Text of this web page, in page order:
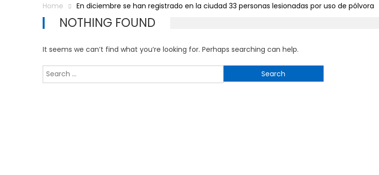
Home En diciembre se han registrado en la ciudad 33 personas lesionadas por uso de pólvora
NOTHING FOUND
It seems we can’t find what you’re looking for. Perhaps searching can help.
for: